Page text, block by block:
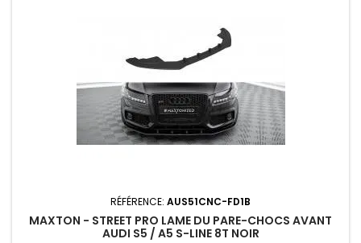
RÉFÉRENCE: AUS51CNC-FD1B
MAXTON - STREET PRO LAME DU PARE-CHOCS AVANT
AUDI S5 / A5 S-LINE 8T NOIR